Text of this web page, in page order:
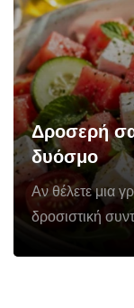
Δροσερή
δυόσμο
Αν θέλετε μια
δροσιστική